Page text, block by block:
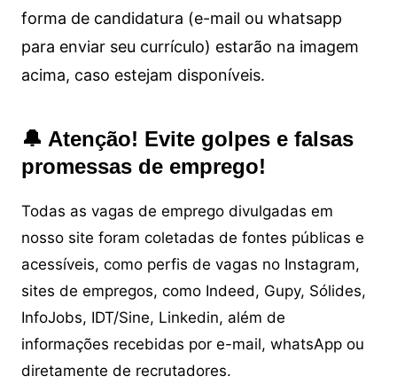
forma de candidatura (e-mail ou whatsapp
para enviar seu currículo) estarão na imagem
acima, caso estejam disponíveis.
🔔 Atenção! Evite golpes e falsas
promessas de emprego!
Todas as vagas de emprego divulgadas em
nosso site foram coletadas de fontes públicas e
acessíveis, como perfis de vagas no Instagram,
sites de empregos, como Indeed, Gupy, Sólides,
InfoJobs, IDT/Sine, Linkedin, além de
informações recebidas por e-mail, whatsApp ou
diretamente de recrutadores.